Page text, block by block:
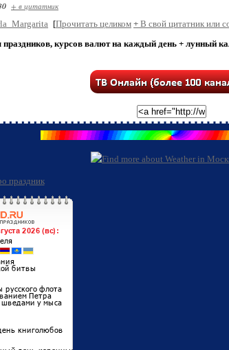
+ в цитатник
[Прочитать целиком + В свой цитатник или
курсов валют на каждый день + лунный